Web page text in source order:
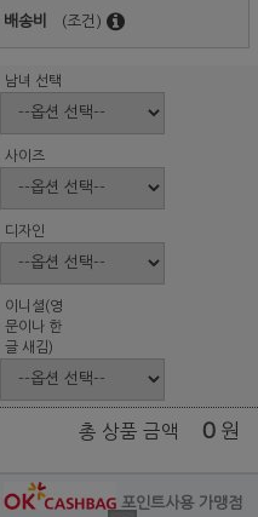
배송비 (조건)
남녀 선택
사이즈
디자인
이니셜(영
문이나 한
글 새김)
총 상품 금액 0 원
포인트사용 가맹점